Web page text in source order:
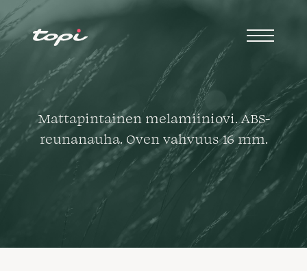
Mattapintainen melamiiniovi. ABS-
reunanauha. Oven vahvuus 16 mm.